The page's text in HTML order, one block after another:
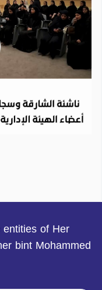
of Her
bint Mohammed